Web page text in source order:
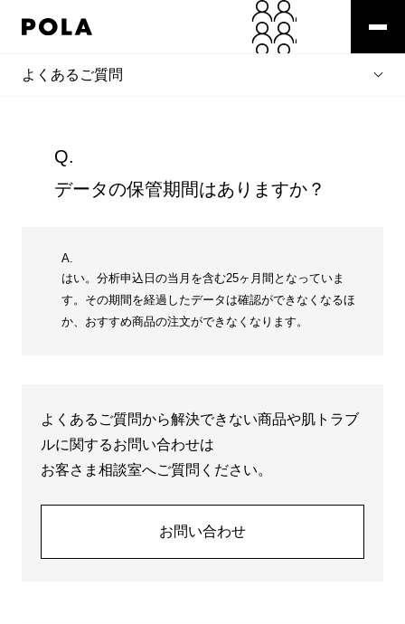
よくあるご質問
Q.
データの保管期間はありますか？
A.
はい。分析申込日の当月を含む25ヶ月間となっていま
す。その期間を経過したデータは確認ができなくなるほ
か、おすすめ商品の注文ができなくなります。
よくあるご質問から解決できない商品や肌トラブ
ルに関するお問い合わせは
お客さま相談室へご質問ください。
お問い合わせ